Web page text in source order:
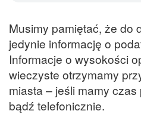
Musimy pamiętać, że do
jedynie informację o
Informacje o wysokości
wieczyste otrzymamy
miasta – jeśli mamy
bądź telefonicznie.